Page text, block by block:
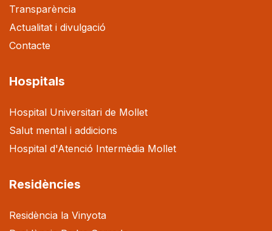
Transparència
Actualitat i divulgació
Contacte
Hospitals
Hospital Universitari de Mollet
Salut mental i addicions
Hospital d'Atenció Intermèdia Mollet
Residències
Residència la Vinyota